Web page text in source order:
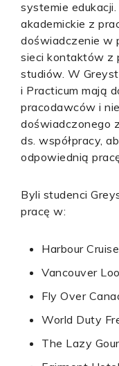
systemie
akademickie z
doświadczenie w
sieci kontaktów z
studiów. W
i Practicum mają
pracodawców i
doświadczonego
ds. współpracy,
odpowiednią
Byli studenci
pracę w:
Harbour
Vancouver
Fly Over
World Duty
The Lazy